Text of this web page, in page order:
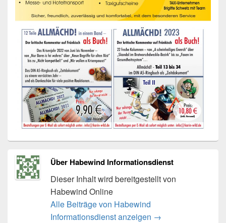
Über Habewind Informationsdienst
Dieser Inhalt wird bereitgestellt von
Habewind Online
Alle Beiträge von Habewind
Informationsdienst anzeigen →